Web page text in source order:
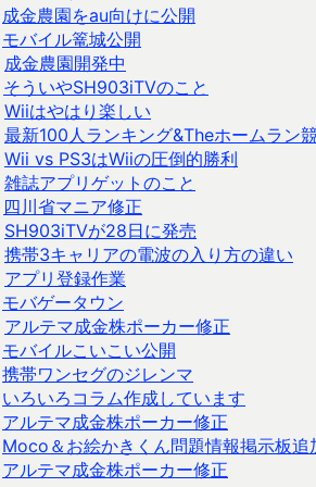
成金農園をau向けに公開
モバイル篭城公開
成金農園開発中
そういやSH903iTVのこと
Wiiはやはり楽しい
最新100人ランキング&Theホームラン
Wii vs PS3はWiiの圧倒的勝利
雑誌アプリゲットのこと
四川省マニア修正
SH903iTVが28日に発売
携帯3キャリアの電波の入り方の違い
アプリ登録作業
モバゲータウン
アルテマ成金株ポーカー修正
モバイルこいこい公開
携帯ワンセグのジレンマ
いろいろコラム作成しています
アルテマ成金株ポーカー修正
Moco＆お絵かきくん問題情報掲示板追
アルテマ成金株ポーカー修正